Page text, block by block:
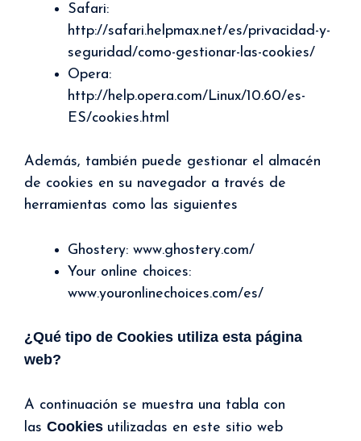
Safari:
http://safari.helpmax.net/es/privacidad-y-
seguridad/como-gestionar-las-cookies/
Opera:
http://help.opera.com/Linux/10.60/es-
ES/cookies.html
Además, también puede gestionar el almacén
de cookies en su navegador a través de
herramientas como las siguientes
Ghostery: www.ghostery.com/
Your online choices:
www.youronlinechoices.com/es/
¿Qué tipo de Cookies utiliza esta página
web?
A continuación se muestra una tabla con
las Cookies utilizadas en este sitio web